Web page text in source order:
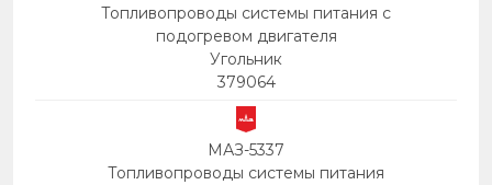
Топливопроводы системы питания с
подогревом двигателя
Угольник
379064
МАЗ-5337
Топливопроводы системы питания